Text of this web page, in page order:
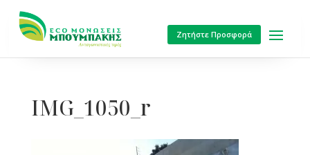
Ζητήστε Προσφορά
IMG_1050_r